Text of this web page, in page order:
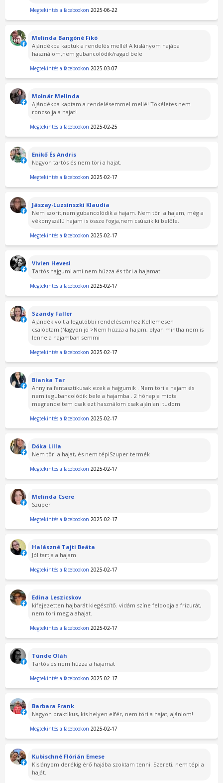
Megtekintés a facebookon 2025-06-22
Melinda Bangóné Fikó
Ajándékba kaptuk a rendelés mellé! A kislányom hajába
használom,nem gubancolódik/ragad bele
Megtekintés a facebookon 2025-03-07
Molnár Melinda
Ajándékba kaptam a rendelésemmel mellé! Tökéletes nem
roncsolja a hajat!
Megtekintés a facebookon 2025-02-25
Enikő És Andris
Nagyon tartós és nem töri a hajat.
Megtekintés a facebookon 2025-02-17
Jászay-Luzsinszki Klaudia
Nem szorít,nem gubancolódik a hajam. Nem töri a hajam, még a
vékonyszálú hajam is össze fogja,nem csúszik ki belőle.
Megtekintés a facebookon 2025-02-17
Vivien Hevesi
Tartós hajgumi ami nem húzza és töri a hajamat
Megtekintés a facebookon 2025-02-17
Szandy Faller
Ajándék volt a legutóbbi rendelésemhez.Kellemesen
csalódtam:)Nagyon jó >Nem húzza a hajam, olyan mintha nem is
lenne a hajamban semmi
Megtekintés a facebookon 2025-02-17
Bianka Tar
Annyira fantasztikusak ezek a hajgumik . Nem töri a hajam és
nem is gubancolódik bele a hajamba . 2 hónapja miota
megrendeltem csak ezt használom csak ajánlani tudom
Megtekintés a facebookon 2025-02-17
Dóka Lilla
Nem töri a hajat, és nem tépiSzuper termék
Megtekintés a facebookon 2025-02-17
Melinda Csere
Szuper
Megtekintés a facebookon 2025-02-17
Halászné Tajti Beáta
Jól tartja a hajam
Megtekintés a facebookon 2025-02-17
Edina Leszicskov
kifejezetten hajbarát kiegészítő. vidám színe feldobja a frizurát,
nem töri meg a ahajat.
Megtekintés a facebookon 2025-02-17
Tünde Oláh
Tartós és nem húzza a hajamat
Megtekintés a facebookon 2025-02-17
Barbara Frank
Nagyon praktikus, kis helyen elfér, nem töri a hajat, ajánlom!
Megtekintés a facebookon 2025-02-17
Kubischné Flórián Emese
Kislányom derékig érő hajába szoktam tenni. Szereti, nem tépi a
haját.